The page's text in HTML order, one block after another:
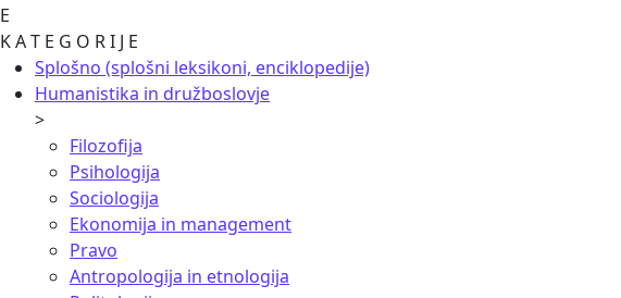
E
K A T E G O R I J E
Splošno (splošni leksikoni, enciklopedije)
Humanistika in družboslovje
>
Filozofija
Psihologija
Sociologija
Ekonomija in management
Pravo
Antropologija in etnologija